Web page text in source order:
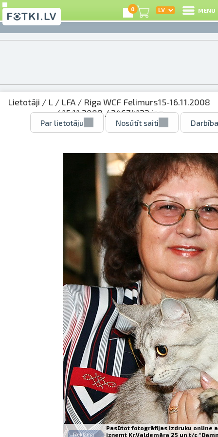
0 MENU
Lietotāji / L / LFA / Riga WCF Felimurs15-16.11.2008
/15.11.2008/ 24674122.jpg
Par lietotāju Nosūtīt saiti
Reklāma
Pasūtot fotogrāfijas izdruku online
izņemt Kr.Valdemāra 25 un t/c